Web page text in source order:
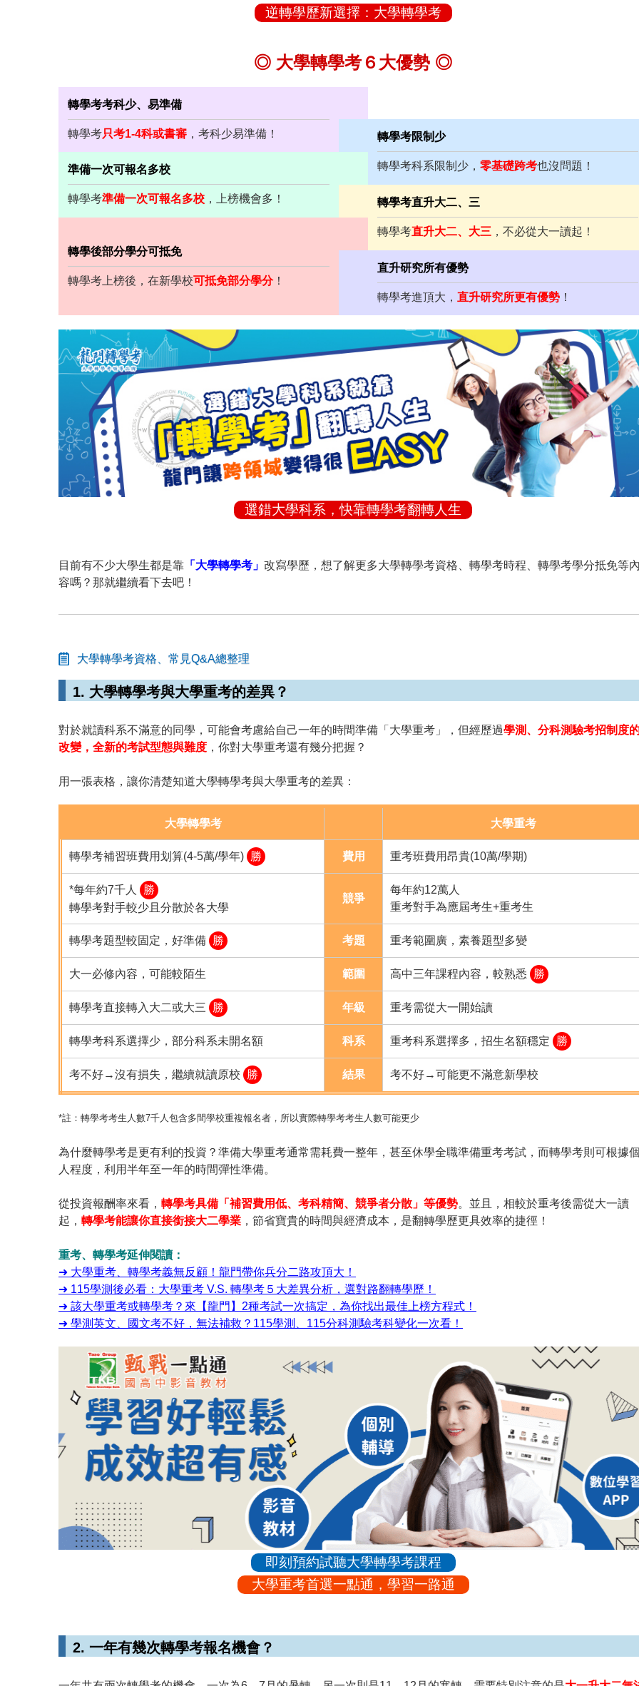
逆轉學歷新選擇：大學轉學考
◎ 大學轉學考６大優勢 ◎
轉學考考科少、易準備
轉學考只考1-4科或書審 ，考科少易準備！ 轉學考限制少
轉學考科系限制少，零基礎跨考也沒問題！
準備一次可報名多校
轉學考準備一次可報名多校 ，上榜機會多！ 轉學考直升大二、三
轉學考直升大二、大三 ，不必從大一讀起！
轉學後部分學分可抵免
轉學考上榜後，在新學校可抵免部分學分！
直升研究所有優勢
轉學考進頂大，直升研究所更有優勢 ！
選錯大學科系，快靠轉學考翻轉人生
目前有不少大學生都是靠 「大學轉學考」 改寫學歷，想了解更多大學轉學考資格、轉學考時程、轉學考學分抵免等
容嗎？那就繼續看下去吧！
大學轉學考資格、常見Q&A總整理
1. 大學轉學考與大學重考的差異？
對於就讀科系不滿意的同學，可能會考慮給自己一年的時間準備「大學重考」，但經歷過學測、分科測驗考招制度
改變，全新的考試型態與難度 ，你對大學重考還有幾分把握？
用一張表格，讓你清楚知道大學轉學考與大學重考的差異：
大學轉學考 大學重考
轉學考補習班費用划算(4-5萬/學年) 勝 費用 重考班費用昂貴(10萬/學期)
*每年約7千人
勝
轉學考對手較少且分散於各大學
競爭
每年約12萬人
重考對手為應屆考生+重考生
轉學考題型較固定，好準備 勝 考題 重考範圍廣，素養題型多變
大一必修內容，可能較陌生 範圍 高中三年課程內容，較熟悉 勝
轉學考直接轉入大二或大三 勝 年級 重考需從大一開始讀
轉學考科系選擇少，部分科系未開名額 科系 重考科系選擇多，招生名額穩定 勝
考不好→沒有損失，繼續就讀原校 勝 結果 考不好→可能更不滿意新學校
*註：轉學考考生人數7千人包含多間學校重複報名者，所以實際轉學考考生人數可能更少
為什麼轉學考是更有利的投資？準備大學重考通常需耗費一整年，甚至休學全職準備重考考試，而轉學考則可根據
人程度，利用半年至一年的時間彈性準備。
從投資報酬率來看， 轉學考具備「補習費用低、考科精簡、競爭者分散」等優勢。並且，相較於重考後需從大一讀
起， 轉學考能讓你直接銜接大二學業 ，節省寶貴的時間與經濟成本，是翻轉學歷更具效率的捷徑！
重考、轉學考延伸閱讀：
➜ 大學重考、轉學考義無反顧！龍門帶你兵分二路攻頂大！
➜ 115學測後必看：大學重考 V.S. 轉學考５大差異分析，選對路翻轉學歷！
➜ 該大學重考或轉學考？來【龍門】2種考試一次搞定，為你找出最佳上榜方程式！
➜ 學測英文、國文考不好，無法補救？115學測、115分科測驗考科變化一次看！
即刻預約試聽大學轉學考課程
大學重考首選一點通，學習一路通
2. 一年有幾次轉學考報名機會？